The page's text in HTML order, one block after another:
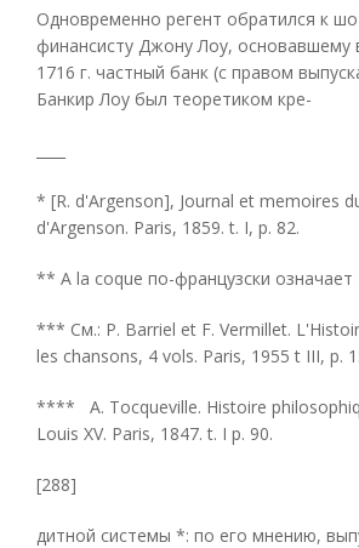
Одновременно регент обратился к
финансисту Джону Лоу, основавшему
1716 г. частный банк (с правом
Банкир Лоу был теоретиком кре-
* [R. d'Argenson], Journal et memoires
d'Argenson. Paris, 1859. t. I, p. 82.
** A la coque по-французски означает
*** См.: P. Barriel et F. Vermillet.
les chansons, 4 vols. Paris, 1955 t III, p.
**** A. Tocqueville. Histoire
Louis XV. Paris, 1847. t. I p. 90.
[288]
дитной системы *: по его мнению,